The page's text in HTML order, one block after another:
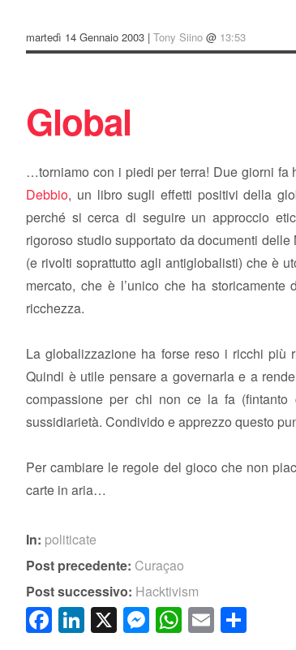
martedì 14 Gennaio 2003 |Tony Siino @ 13:53
Global
…torniamo con i piedi per terra! Due giorni fa
Debbio, un libro sugli effetti positivi della
perché si cerca di seguire un approccio
rigoroso studio supportato da documenti
(e rivolti soprattutto agli antiglobalisti) che è
mercato, che è l’unico che ha
ricchezza.
La globalizzazione ha forse reso i ricchi più
Quindi è utile pensare a governarla e a
compassione per chi non ce la fa
sussidiarietà. Condivido e apprezzo questo
Per cambiare le regole del gioco che non
carte in aria…
In: politicate
Post precedente: Curaçao
Post successivo: Hacktivism
Facebook
LinkedIn
X Messenger
WhatsApp
Email